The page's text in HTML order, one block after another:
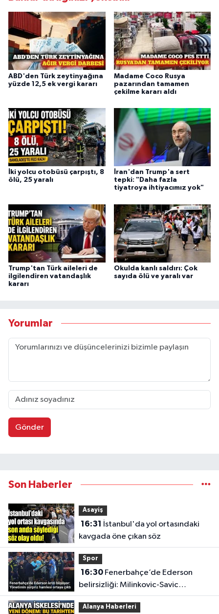
ABD'den Türk zeytinyağına
yüzde 12,5 ek vergi kararı
Madame Coco Rusya
pazarından tamamen
çekilme kararı aldı
İki yolcu otobüsü çarpıştı, 8
ölü, 25 yaralı
İran'dan Trump'a sert
tepki: "Daha fazla
tiyatroya ihtiyacımız yok"
Trump'tan Türk aileleri de
ilgilendiren vatandaşlık
kararı
Okulda kanlı saldırı: Çok
sayıda ölü ve yaralı var
Yorumlar
Gönder
Son Haberler
Asayiş
16:31
kavgada öne çıkan söz
Spor
16:30Fenerbahçe’de Ederson
belirsizliği: Milinkovic-Savic
gündeme geldi
Alanya Haberleri